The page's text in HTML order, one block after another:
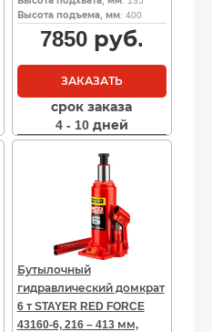
Высота подъема, мм: 400
7850руб.
ЗАКАЗАТЬ
срок заказа
4 - 10 дней
Бутылочный
гидравлический домкрат
6 т STAYER RED FORCE
43160-6, 216 – 413 мм,